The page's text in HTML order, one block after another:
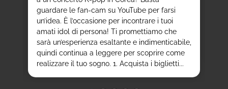
guardare le fan-cam su YouTube per farsi
un’idea. È l’occasione per incontrare i tuoi
amati idol di persona! Ti promettiamo che
sarà un’esperienza esaltante e indimenticabile,
quindi continua a leggere per scoprire come
realizzare il tuo sogno. 1. Acquista i biglietti...